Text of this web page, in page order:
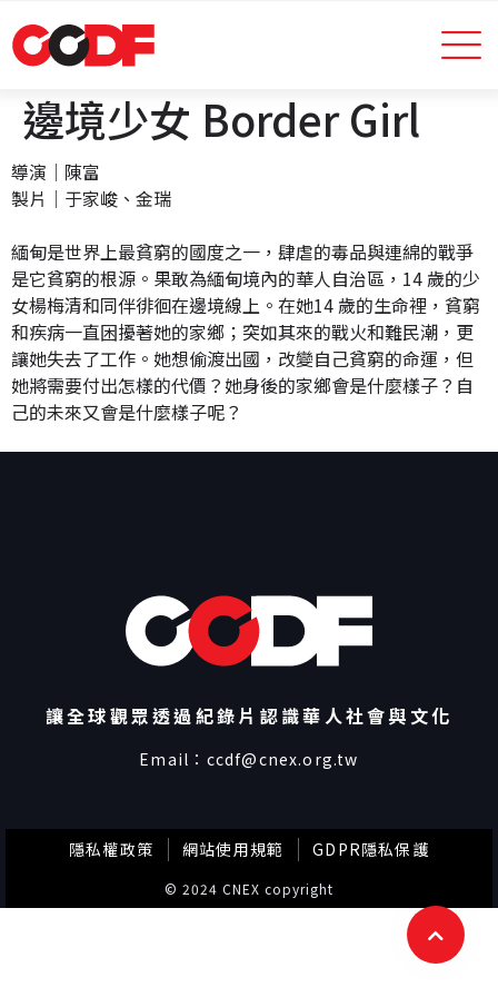
邊境少女 Border Girl
導演│陳富
製片│于家峻、金瑞
緬甸是世界上最貧窮的國度之一，肆虐的毒品與連綿的戰爭
是它貧窮的根源。果敢為緬甸境內的華人自治區，14 歲的少
女楊梅清和同伴徘徊在邊境線上。在她14 歲的生命裡，貧窮
和疾病一直困擾著她的家鄉；突如其來的戰火和難民潮，更
讓她失去了工作。她想偷渡出國，改變自己貧窮的命運，但
她將需要付出怎樣的代價？她身後的家鄉會是什麼樣子？自
己的未來又會是什麼樣子呢？
讓全球觀眾透過紀錄片認識華人社會與文化
Email： ccdf@cnex.org.tw
© 2024 CNEX copyright
隱私權政策 網站使用規範 GDPR隱私保護